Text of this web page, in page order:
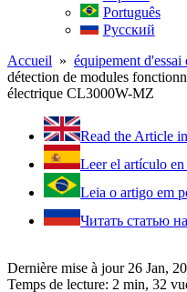
Português
Русский
Accueil » équipement d'essai
détection de modules
électrique CL3000W-MZ
Read the Article
Leer el artículo en
Leia o artigo em
Читать статью
Dernière mise à jour 26 Jan,
Temps de lecture: 2 min, 32